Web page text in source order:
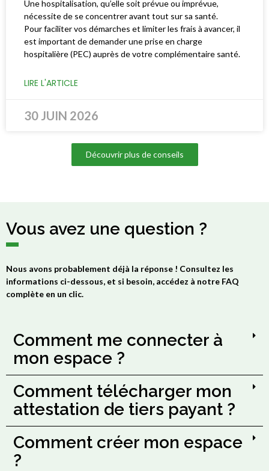
Une hospitalisation, qu’elle soit prévue ou imprévue,
nécessite de se concentrer avant tout sur sa santé.
Pour faciliter vos démarches et limiter les frais à avancer, il
est important de demander une prise en charge
hospitalière (PEC) auprès de votre complémentaire santé.
LIRE L'ARTICLE
30 JUIN 2026
Découvrir plus de conseils
Vous avez une question ?
Nous avons probablement déjà la réponse ! Consultez les
informations ci-dessous, et si besoin, accédez à notre FAQ
complète en un clic.
Comment me connecter à
mon espace ?
Comment télécharger mon
attestation de tiers payant ?
Comment créer mon espace
?